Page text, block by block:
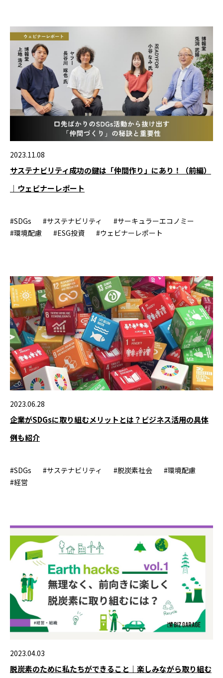
2023.11.08
サステナビリティ成功の鍵は「仲間作り」にあり！（前編）
｜ウェビナーレポート
#SDGs #サステナビリティ
#サーキュラーエコノミー
#環境配慮
#ESG投資 #ウェビナーレポート
2023.06.28
企業がSDGsに取り組むメリットとは？ビジネス活用の具体
例も紹介
#SDGs #サステナビリティ #脱炭素社会
#環境配慮
#経営
2023.04.03
脱炭素のために私たちができること｜楽しみながら取り組む